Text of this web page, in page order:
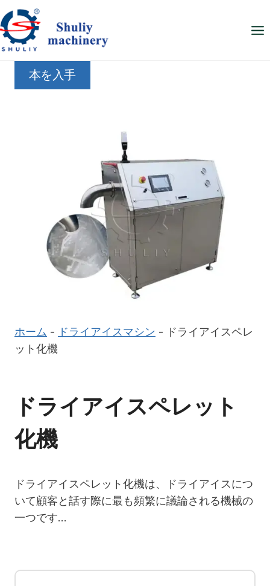
容
を
本を入手
ホーム - ドライアイスマシン - ドライアイスペレ
ット化機
ドライアイスペレット
化機
ドライアイスペレット化機は、ドライアイスにつ
いて顧客と話す際に最も頻繁に議論される機械の
一つです…